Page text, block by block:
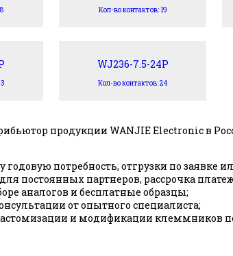
Кол-во контактов: 19
WJ236-7.5-24P
Кол-во контактов: 24
продукции WANJIE Electronic в
потребность, отгрузки по заявке
постоянных партнеров, рассрочка
аналогов и бесплатные образцы;
от опытного специалиста;
и модификации клеммников